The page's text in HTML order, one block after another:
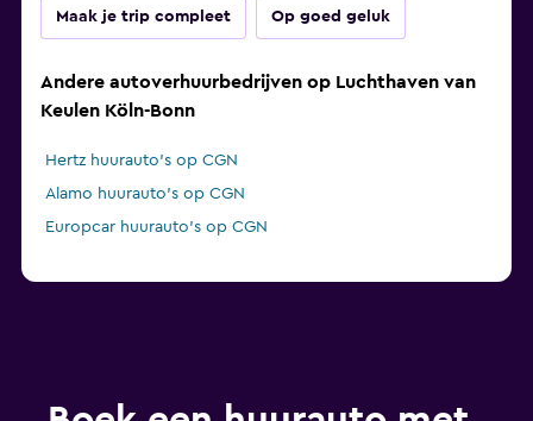
Maak je trip compleet Op goed geluk
Andere autoverhuurbedrijven op Luchthaven van
Keulen Köln-Bonn
Hertz huurauto's op CGN
Alamo huurauto's op CGN
Europcar huurauto's op CGN